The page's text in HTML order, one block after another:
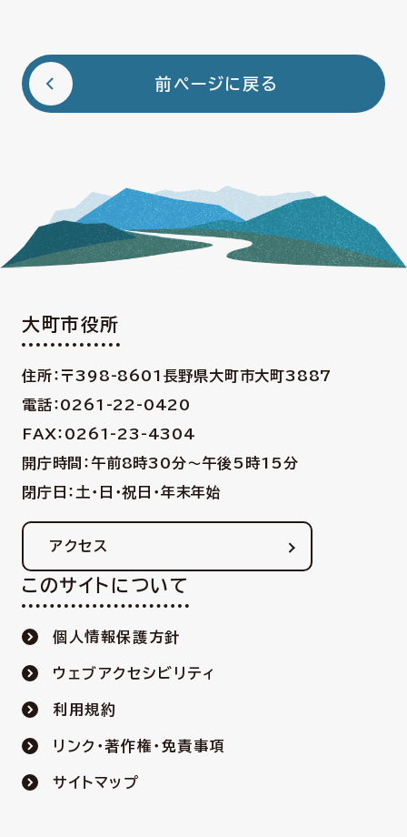
前ページに戻る
大町市役所
住所：〒398-8601 長野県大町市大町3887
電話：0261-22-0420
FAX：0261-23-4304
開庁時間：午前8時30分〜午後5時15分
閉庁日：土・日・祝日・年末年始
アクセス
このサイトについて
個人情報保護方針
ウェブアクセシビリティ
利用規約
リンク・著作権・免責事項
サイトマップ